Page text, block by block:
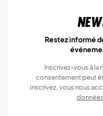
Restez informé
Inscrivez-vous à
consentement peut
inscrivez, vous nous